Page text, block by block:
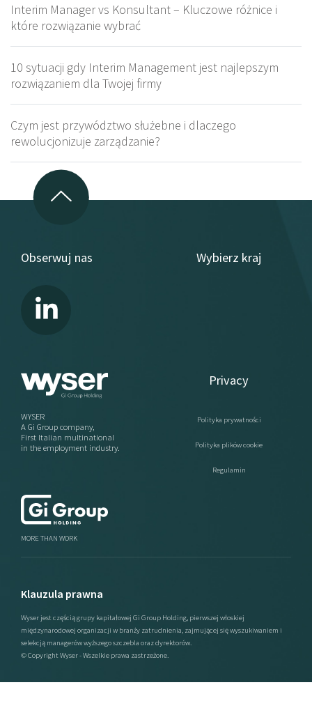
Interim Manager vs Konsultant – Kluczowe różnice i
które rozwiązanie wybrać
10 sytuacji gdy Interim Management jest najlepszym
rozwiązaniem dla Twojej firmy
Czym jest przywództwo służebne i dlaczego
rewolucjonizuje zarządzanie?
Obserwuj nas Wybierz kraj
WYSER
A Gi Group company,
First Italian multinational
in the employment industry.
Privacy
Polityka prywatności
Polityka plików cookie
Regulamin
MORE THAN WORK
Klauzula prawna
Wyser jest częścią grupy kapitałowej Gi Group Holding, pierwszej włoskiej
międzynarodowej organizacji w branży zatrudnienia, zajmującej się wyszukiwaniem i
selekcją managerów wyższego szczebla oraz dyrektorów.
© Copyright Wyser - Wszelkie prawa zastrzeżone.